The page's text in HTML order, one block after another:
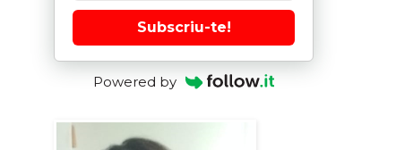
Subscriu-te!
Powered by